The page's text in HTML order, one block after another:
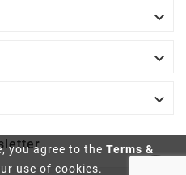
you agree to the Terms &
use of cookies.


